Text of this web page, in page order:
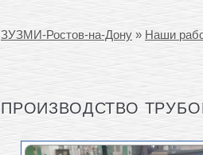
ЗУЗМИ-Ростов-на-Дону » Наши
ПРОИЗВОДСТВО